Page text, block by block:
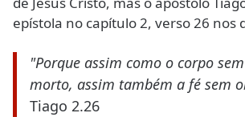
epístola no capítulo 2, verso 26 nos
"Porque assim como o corpo
morto, assim também a fé sem
Tiago 2.26